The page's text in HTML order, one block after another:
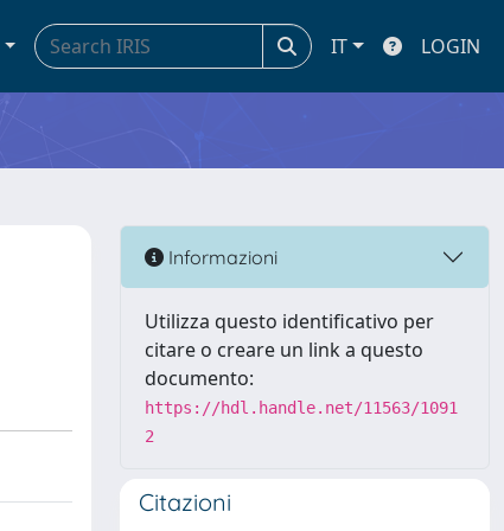
IT LOGIN
Informazioni
Utilizza questo identificativo per
citare o creare un link a questo
documento:
https://hdl.handle.net/11563/1091
2
Citazioni